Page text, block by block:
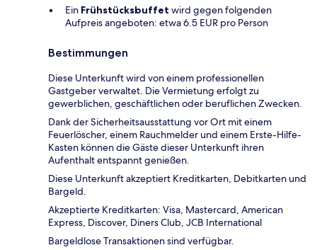
Ein Frühstücksbuffet wird gegen folgenden
Aufpreis angeboten: etwa 6.5 EUR pro Person
Bestimmungen
Diese Unterkunft wird von einem professionellen
Gastgeber verwaltet. Die Vermietung erfolgt zu
gewerblichen, geschäftlichen oder beruflichen Zwecken.
Dank der Sicherheitsausstattung vor Ort mit einem
Feuerlöscher, einem Rauchmelder und einem Erste-Hilfe-
Kasten können die Gäste dieser Unterkunft ihren
Aufenthalt entspannt genießen.
Diese Unterkunft akzeptiert Kreditkarten, Debitkarten und
Bargeld.
Akzeptierte Kreditkarten: Visa, Mastercard, American
Express, Discover, Diners Club, JCB International
Bargeldlose Transaktionen sind verfügbar.